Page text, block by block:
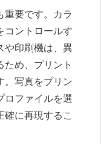
重要です。カラ
コントロールす
や印刷機は、異
ため、プリント
。写真をプリン
ロファイルを選
確に再現するこ